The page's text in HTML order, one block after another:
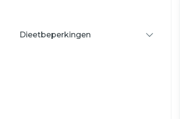
Dieetbeperkingen